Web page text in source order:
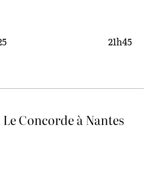
21h45
Concorde à Nantes